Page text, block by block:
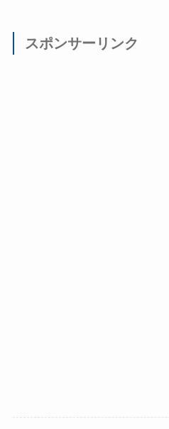
スポンサーリンク